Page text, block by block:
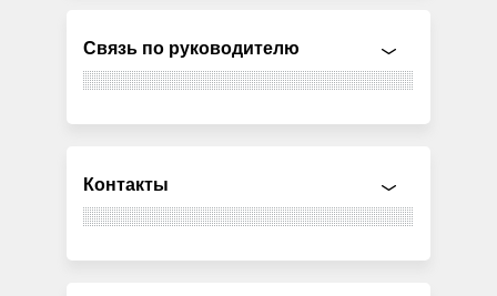
Связь по руководителю
Контакты